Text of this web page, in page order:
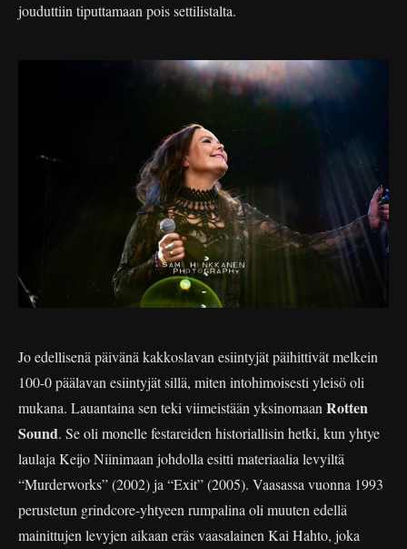
jouduttiin tiputtamaan pois settilistalta.
Jo edellisenä päivänä kakkoslavan esiintyjät päihittivät melkein
100-0 päälavan esiintyjät sillä, miten intohimoisesti yleisö oli
mukana. Lauantaina sen teki viimeistään yksinomaan Rotten
Sound. Se oli monelle festareiden historiallisin hetki, kun yhtye
laulaja Keijo Niinimaan johdolla esitti materiaalia levyiltä
“Murderworks” (2002) ja “Exit” (2005). Vaasassa vuonna 1993
perustetun grindcore-yhtyeen rumpalina oli muuten edellä
mainittujen levyjen aikaan eräs vaasalainen Kai Hahto, joka